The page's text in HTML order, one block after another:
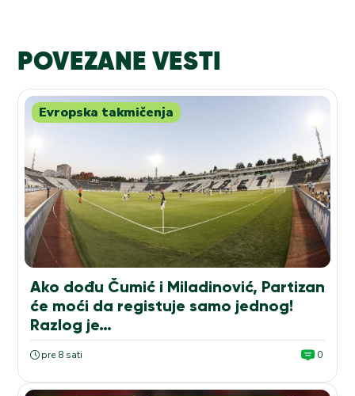
POVEZANE VESTI
Evropska takmičenja
Ako dođu Čumić i Miladinović, Partizan
će moći da registuje samo jednog!
Razlog je…
pre 8 sati 0